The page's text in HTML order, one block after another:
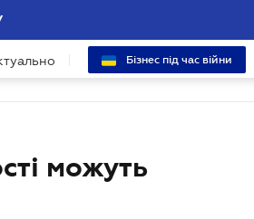
Бізнес під час війни
можуть